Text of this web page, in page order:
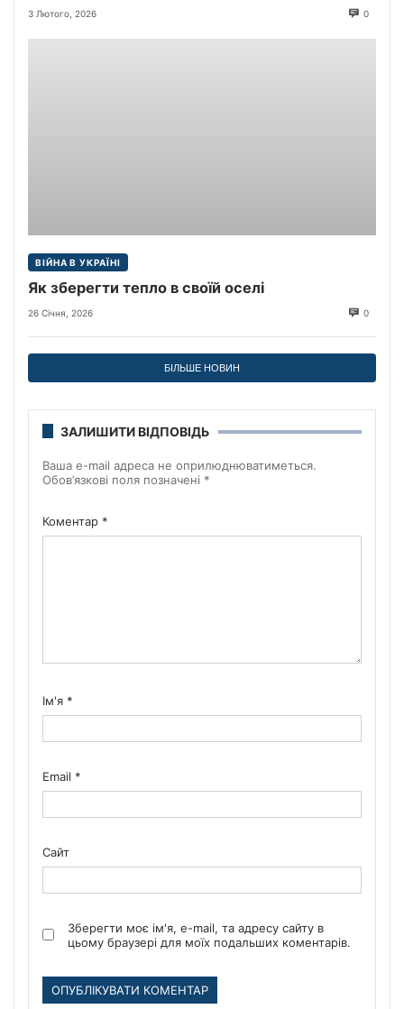
3 Лютого, 2026 0
ВІЙНА В УКРАЇНІ
Як зберегти тепло в своїй оселі
26 Січня, 2026 0
БІЛЬШЕ НОВИН
ЗАЛИШИТИ ВІДПОВІДЬ
Ваша e-mail адреса не оприлюднюватиметься.
Обов’язкові поля позначені *
Коментар *
Ім'я *
Email *
Сайт
Зберегти моє ім'я, e-mail, та адресу сайту в
цьому браузері для моїх подальших коментарів.